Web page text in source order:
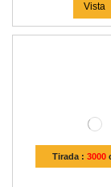
Vista
Tirada : 3000